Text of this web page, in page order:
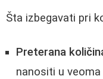
Šta izbegavati pri
Preterana
nanositi u